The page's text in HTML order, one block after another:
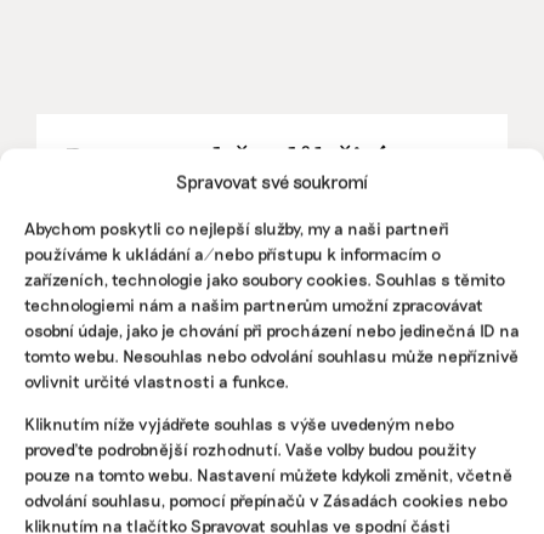
Spravovat své soukromí
Abychom poskytli co nejlepší služby, my a naši partneři
používáme k ukládání a/nebo přístupu k informacím o
zařízeních, technologie jako soubory cookies. Souhlas s těmito
technologiemi nám a našim partnerům umožní zpracovávat
osobní údaje, jako je chování při procházení nebo jedinečná ID na
tomto webu. Nesouhlas nebo odvolání souhlasu může nepříznivě
ovlivnit určité vlastnosti a funkce.
Kliknutím níže vyjádřete souhlas s výše uvedeným nebo
proveďte podrobnější rozhodnutí. Vaše volby budou použity
pouze na tomto webu. Nastavení můžete kdykoli změnit, včetně
odvolání souhlasu, pomocí přepínačů v Zásadách cookies nebo
kliknutím na tlačítko Spravovat souhlas ve spodní části
Pomozte udržet důležité
informace dostupné všem.
Díky vaší podpoře se můžeme pustit do témat,
která by jinak nevznikla.
Přispějte na vznik obsahu.